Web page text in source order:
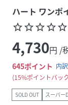
ハート ワンポ
star_borderstar_borderstar_borderstar_borderstar_border
4,730円 /
645ポイント 内訳
15%ポイントバッ
SOLD OUT スーパー